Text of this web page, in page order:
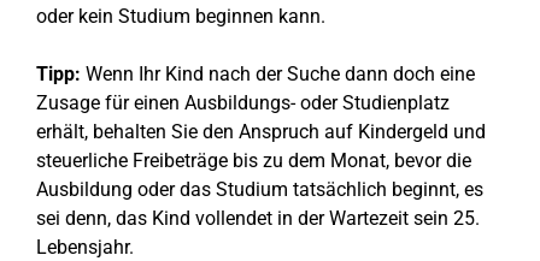
oder kein Studium beginnen kann.
Tipp: Wenn Ihr Kind nach der Suche dann doch eine
Zusage für einen Ausbildungs- oder Studienplatz
erhält, behalten Sie den Anspruch auf Kindergeld und
steuerliche Freibeträge bis zu dem Monat, bevor die
Ausbildung oder das Studium tatsächlich beginnt, es
sei denn, das Kind vollendet in der Wartezeit sein 25.
Lebensjahr.